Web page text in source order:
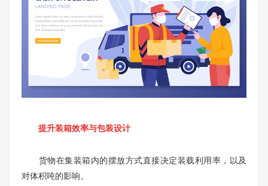
提升装箱效率与包装设计
货物在集装箱内的摆放方式直接决定装载利用率，以及
对体积吨的影响。